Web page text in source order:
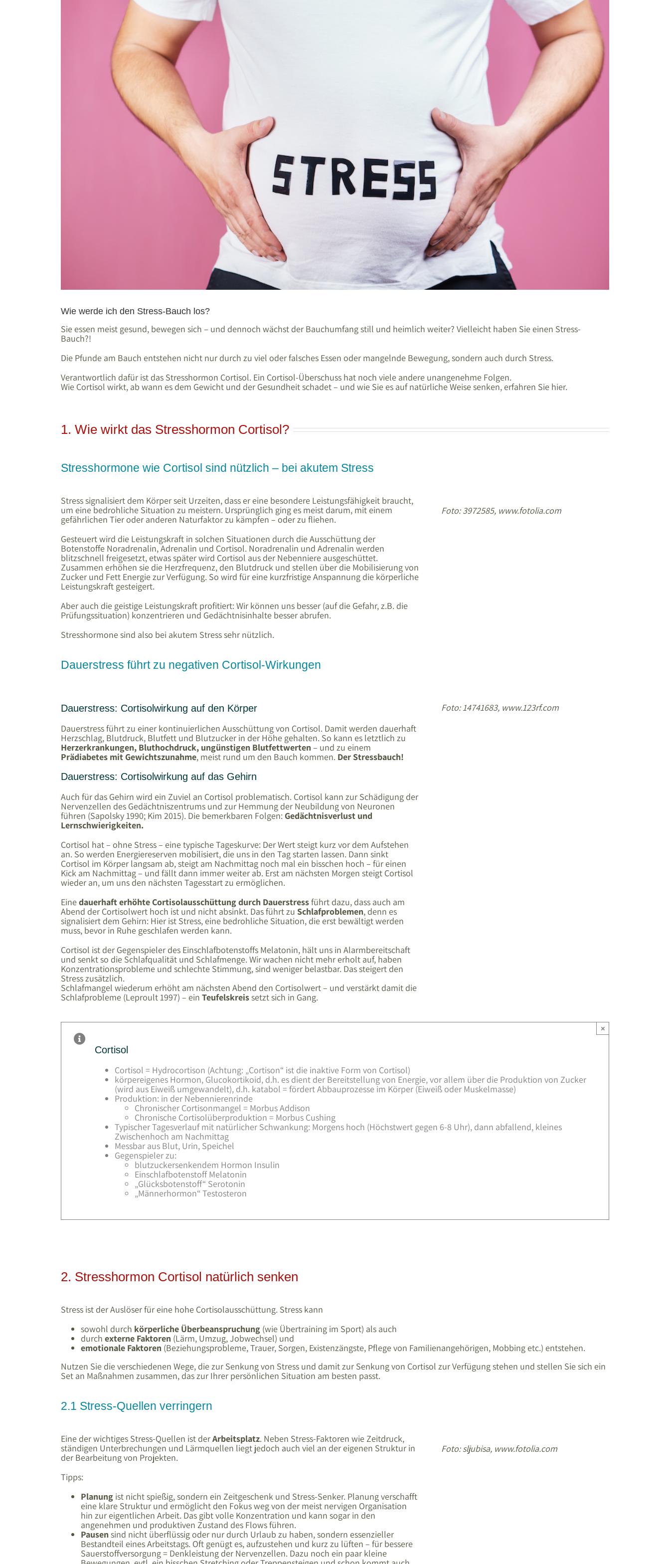
Wie werde ich den Stress-Bauch los?
Sie essen meist gesund, bewegen sich – und dennoch wächst der Bauchumfang still und heimlich weiter? Vielleicht haben Sie einen Stress-
Bauch?!
Die Pfunde am Bauch entstehen nicht nur durch zu viel oder falsches Essen oder mangelnde Bewegung, sondern auch durch Stress.
Verantwortlich dafür ist das Stresshormon Cortisol. Ein Cortisol-Überschuss hat noch viele andere unangenehme Folgen.
Wie Cortisol wirkt, ab wann es dem Gewicht und der Gesundheit schadet – und wie Sie es auf natürliche Weise senken, erfahren Sie hier.
1. Wie wirkt das Stresshormon Cortisol?
Stresshormone wie Cortisol sind nützlich – bei akutem Stress
Stress signalisiert dem Körper seit Urzeiten, dass er eine besondere Leistungsfähigkeit braucht,
um eine bedrohliche Situation zu meistern. Ursprünglich ging es meist darum, mit einem
gefährlichen Tier oder anderen Naturfaktor zu kämpfen – oder zu fliehen.
Gesteuert wird die Leistungskraft in solchen Situationen durch die Ausschüttung der
Botenstoffe Noradrenalin, Adrenalin und Cortisol. Noradrenalin und Adrenalin werden
blitzschnell freigesetzt, etwas später wird Cortisol aus der Nebenniere ausgeschüttet.
Zusammen erhöhen sie die Herzfrequenz, den Blutdruck und stellen über die Mobilisierung von
Zucker und Fett Energie zur Verfügung. So wird für eine kurzfristige Anspannung die körperliche
Leistungskraft gesteigert.
Aber auch die geistige Leistungskraft profitiert: Wir können uns besser (auf die Gefahr, z.B. die
Prüfungssituation) konzentrieren und Gedächtnisinhalte besser abrufen.
Stresshormone sind also bei akutem Stress sehr nützlich.
Foto: 3972585, www.fotolia.com
Dauerstress führt zu negativen Cortisol-Wirkungen
Dauerstress: Cortisolwirkung auf den Körper
Dauerstress führt zu einer kontinuierlichen Ausschüttung von Cortisol. Damit werden dauerhaft
Herzschlag, Blutdruck, Blutfett und Blutzucker in der Höhe gehalten. So kann es letztlich zu
Herzerkrankungen, Bluthochdruck, ungünstigen Blutfettwerten – und zu einem
Prädiabetes mit Gewichtszunahme, meist rund um den Bauch kommen. Der Stressbauch!
Dauerstress: Cortisolwirkung auf das Gehirn
Auch für das Gehirn wird ein Zuviel an Cortisol problematisch. Cortisol kann zur Schädigung der
Nervenzellen des Gedächtniszentrums und zur Hemmung der Neubildung von Neuronen
führen (Sapolsky 1990; Kim 2015). Die bemerkbaren Folgen: Gedächtnisverlust und
Lernschwierigkeiten.
Cortisol hat – ohne Stress – eine typische Tageskurve: Der Wert steigt kurz vor dem Aufstehen
an. So werden Energiereserven mobilisiert, die uns in den Tag starten lassen. Dann sinkt
Cortisol im Körper langsam ab, steigt am Nachmittag noch mal ein bisschen hoch – für einen
Kick am Nachmittag – und fällt dann immer weiter ab. Erst am nächsten Morgen steigt Cortisol
wieder an, um uns den nächsten Tagesstart zu ermöglichen.
Einedauerhaft erhöhte Cortisolausschüttung durch Dauerstressführt dazu, dass auch am
Abend der Cortisolwert hoch ist und nicht absinkt. Das führt zu Schlafproblemen, denn es
signalisiert dem Gehirn: Hier ist Stress, eine bedrohliche Situation, die erst bewältigt werden
muss, bevor in Ruhe geschlafen werden kann.
Cortisol ist der Gegenspieler des Einschlafbotenstoffs Melatonin, hält uns in Alarmbereitschaft
und senkt so die Schlafqualität und Schlafmenge. Wir wachen nicht mehr erholt auf, haben
Konzentrationsprobleme und schlechte Stimmung, sind weniger belastbar. Das steigert den
Stress zusätzlich.
Schlafmangel wiederum erhöht am nächsten Abend den Cortisolwert – und verstärkt damit die
Schlafprobleme (Leproult 1997) – ein Teufelskreissetzt sich in Gang.
Foto: 14741683, www.123rf.com
Cortisol
Cortisol = Hydrocortison (Achtung: „Cortison“ ist die inaktive Form von Cortisol)
körpereigenes Hormon, Glucokortikoid, d.h. es dient der Bereitstellung von Energie, vor allem über die Produktion von Zucker
(wird aus Eiweiß umgewandelt), d.h. katabol = fördert Abbauprozesse im Körper (Eiweiß oder Muskelmasse)
Produktion: in der Nebennierenrinde
Chronischer Cortisonmangel = Morbus Addison
Chronische Cortisolüberproduktion = Morbus Cushing
Typischer Tagesverlauf mit natürlicher Schwankung: Morgens hoch (Höchstwert gegen 6-8 Uhr), dann abfallend, kleines
Zwischenhoch am Nachmittag
Messbar aus Blut, Urin, Speichel
Gegenspieler zu:
blutzuckersenkendem Hormon Insulin
Einschlafbotenstoff Melatonin
„Glücksbotenstoff“ Serotonin
„Männerhormon“ Testosteron
×
2. Stresshormon Cortisol natürlich senken
Stress ist der Auslöser für eine hohe Cortisolausschüttung. Stress kann
sowohl durch körperliche Überbeanspruchung (wie Übertraining im Sport) als auch
durch externe Faktoren (Lärm, Umzug, Jobwechsel) und
emotionale Faktoren (Beziehungsprobleme, Trauer, Sorgen, Existenzängste, Pflege von Familienangehörigen, Mobbing etc.) entstehen.
Nutzen Sie die verschiedenen Wege, die zur Senkung von Stress und damit zur Senkung von Cortisol zur Verfügung stehen und stellen Sie sich ein
Set an Maßnahmen zusammen, das zur Ihrer persönlichen Situation am besten passt.
2.1 Stress-Quellen verringern
Eine der wichtiges Stress-Quellen ist derArbeitsplatz. Neben Stress-Faktoren wie Zeitdruck,
ständigen Unterbrechungen und Lärmquellen liegt jedoch auch viel an der eigenen Struktur in
der Bearbeitung von Projekten.
Tipps:
Planung ist nicht spießig, sondern ein Zeitgeschenk und Stress-Senker. Planung verschafft
eine klare Struktur und ermöglicht den Fokus weg von der meist nervigen Organisation
hin zur eigentlichen Arbeit. Das gibt volle Konzentration und kann sogar in den
angenehmen und produktiven Zustand des Flows führen.
Pausen sind nicht überflüssig oder nur durch Urlaub zu haben, sondern essenzieller
Bestandteil eines Arbeitstags. Oft genügt es, aufzustehen und kurz zu lüften – für bessere
Sauerstoffversorgung = Denkleistung der Nervenzellen. Dazu noch ein paar kleine
Foto: sljubisa, www.fotolia.com